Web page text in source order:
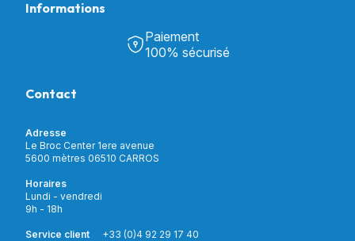
Puériculture
Incontinence
Soins & Diagnostic
Aide à la mobilité
Matériel de location
Nouveautés
Promotions
Informations
Découvrir Univers Santé
Notre catalogue
Mon compte
Livraison et paiement
Paiement
100% sécurisé
Contact
Adresse
Le Broc Center 1ere avenue
5600 mètres 06510 CARROS
Horaires
Lundi - vendredi
9h - 18h
Service client +33 (0)4 92 29 17 40